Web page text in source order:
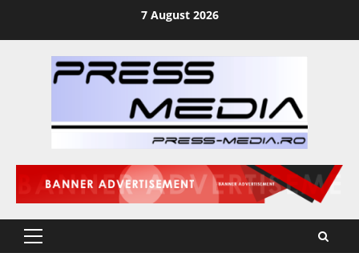
7 August 2026
Primary